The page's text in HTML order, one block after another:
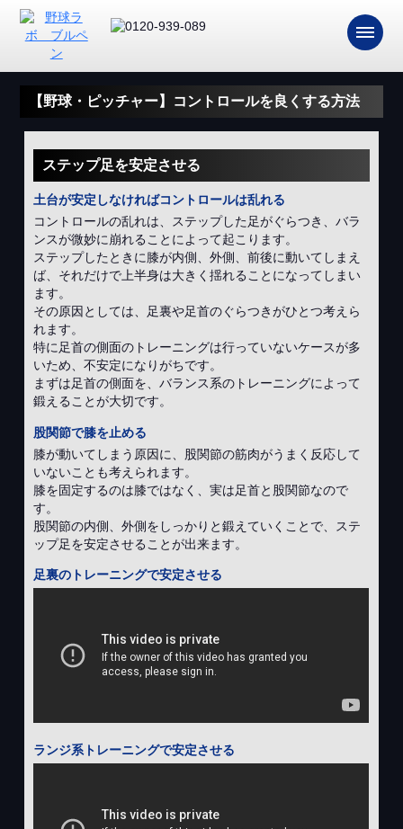
【野球・ピッチャー】コントロールを良くする方法
ステップ足を安定させる
土台が安定しなければコントロールは乱れる
コントロールの乱れは、ステップした足がぐらつき、バラ
ンスが微妙に崩れることによって起こります。
ステップしたときに膝が内側、外側、前後に動いてしまえ
ば、それだけで上半身は大きく揺れることになってしまい
ます。
その原因としては、足裏や足首のぐらつきがひとつ考えら
れます。
特に足首の側面のトレーニングは行っていないケースが多
いため、不安定になりがちです。
まずは足首の側面を、バランス系のトレーニングによって
鍛えることが大切です。
股関節で膝を止める
膝が動いてしまう原因に、股関節の筋肉がうまく反応して
いないことも考えられます。
膝を固定するのは膝ではなく、実は足首と股関節なので
す。
股関節の内側、外側をしっかりと鍛えていくことで、ステ
ップ足を安定させることが出来ます。
足裏のトレーニングで安定させる
ランジ系トレーニングで安定させる